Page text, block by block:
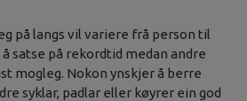
på langs vil variere frå person til
satse på rekordtid medan andre
mogleg. Nokon ynskjer å berre
syklar, padlar eller køyrer ein god